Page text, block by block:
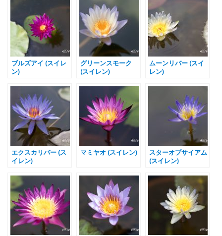
ブルズアイ (スイレ
ン)
グリーンスモーク
(スイレン)
ムーンリバー (スイ
レン)
エクスカリバー (ス
イレン)
マミヤオ (スイレン)
スターオブサイアム
(スイレン)